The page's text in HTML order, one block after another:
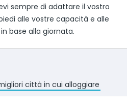
sempre di adattare il vostro
alle vostre capacità e alle
base alla giornata.
città in cui alloggiare